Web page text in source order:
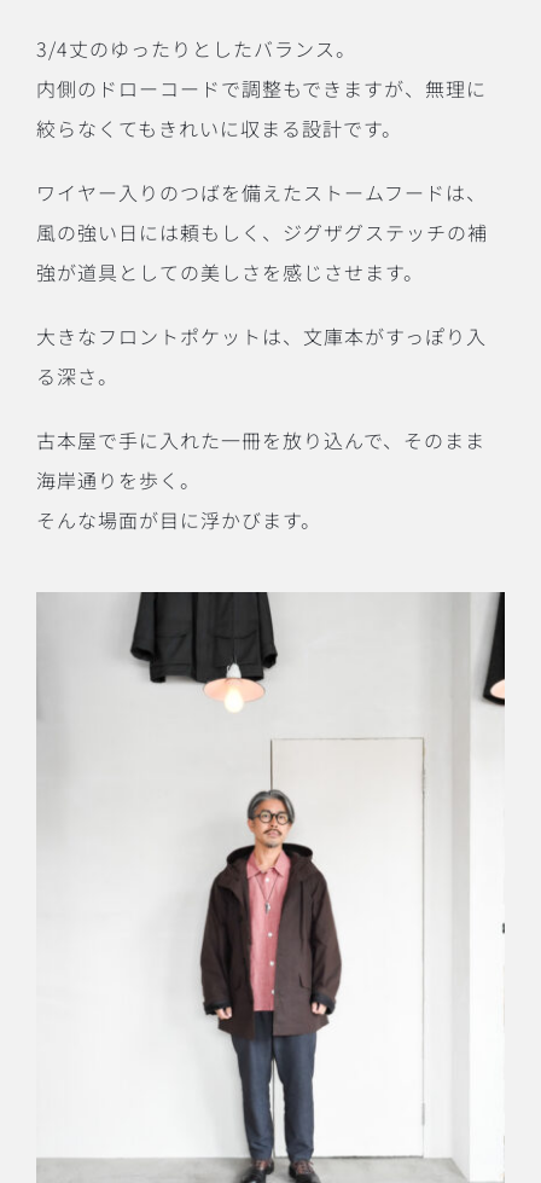
3/4丈のゆったりとしたバランス。
内側のドローコードで調整もできますが、無理に
絞らなくてもきれいに収まる設計です。
ワイヤー入りのつばを備えたストームフードは、
風の強い日には頼もしく、ジグザグステッチの補
強が道具としての美しさを感じさせます。
大きなフロントポケットは、文庫本がすっぽり入
る深さ。
古本屋で手に入れた一冊を放り込んで、そのまま
海岸通りを歩く。
そんな場面が目に浮かびます。